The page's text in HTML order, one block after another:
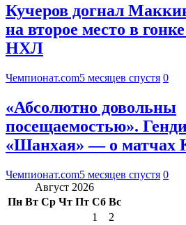
Кучеров догнал
на второе место в
НХЛ
Чемпионат.com5 месяцев спустя 0
«Абсолютно довольны
посещаемостью».
«Шанхая» — о матчах
Чемпионат.com5 месяцев спустя 0
Август 2026
Пн Вт Ср Чт Пт Сб Вс
1
2